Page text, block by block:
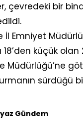
çevredeki bir
Emniyet
18’den küçük
Müdürlüğü’ne
sürdüğü
Gündem